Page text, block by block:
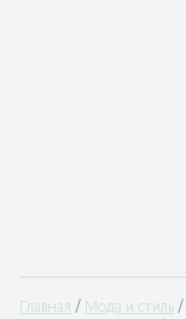
Главная Мода и стиль